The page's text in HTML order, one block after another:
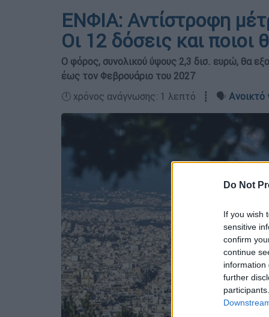
Do Not
If you wish
sensitive
confirm
continue
information
further
ΕΝΦΙΑ: Αντίστροφη
Οι 12 δόσεις και ποιοι
Ο φόρος, συνολικού ύψους 2,3 δισ. ευρώ, θα
έως τον Φεβρουάριο του 2027
🕛 χρόνος ανάγνωσης: 1 λεπτό ┋ 🗣️ Ανοικτό